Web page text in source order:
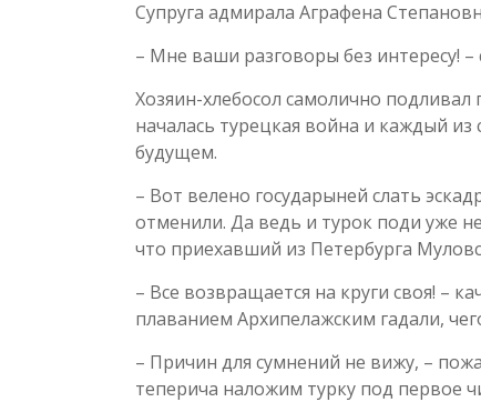
Супруга адмирала Аграфена
– Мне ваши разговоры без интересу!
Хозяин-хлебосол самолично
началась турецкая война и каждый
будущем.
– Вот велено государыней слать
отменили. Да ведь и турок поди уже
что приехавший из Петербурга
– Все возвращается на круги своя! –
плаванием Архипелажским гадали,
– Причин для сумнений не вижу, –
теперича наложим турку под первое